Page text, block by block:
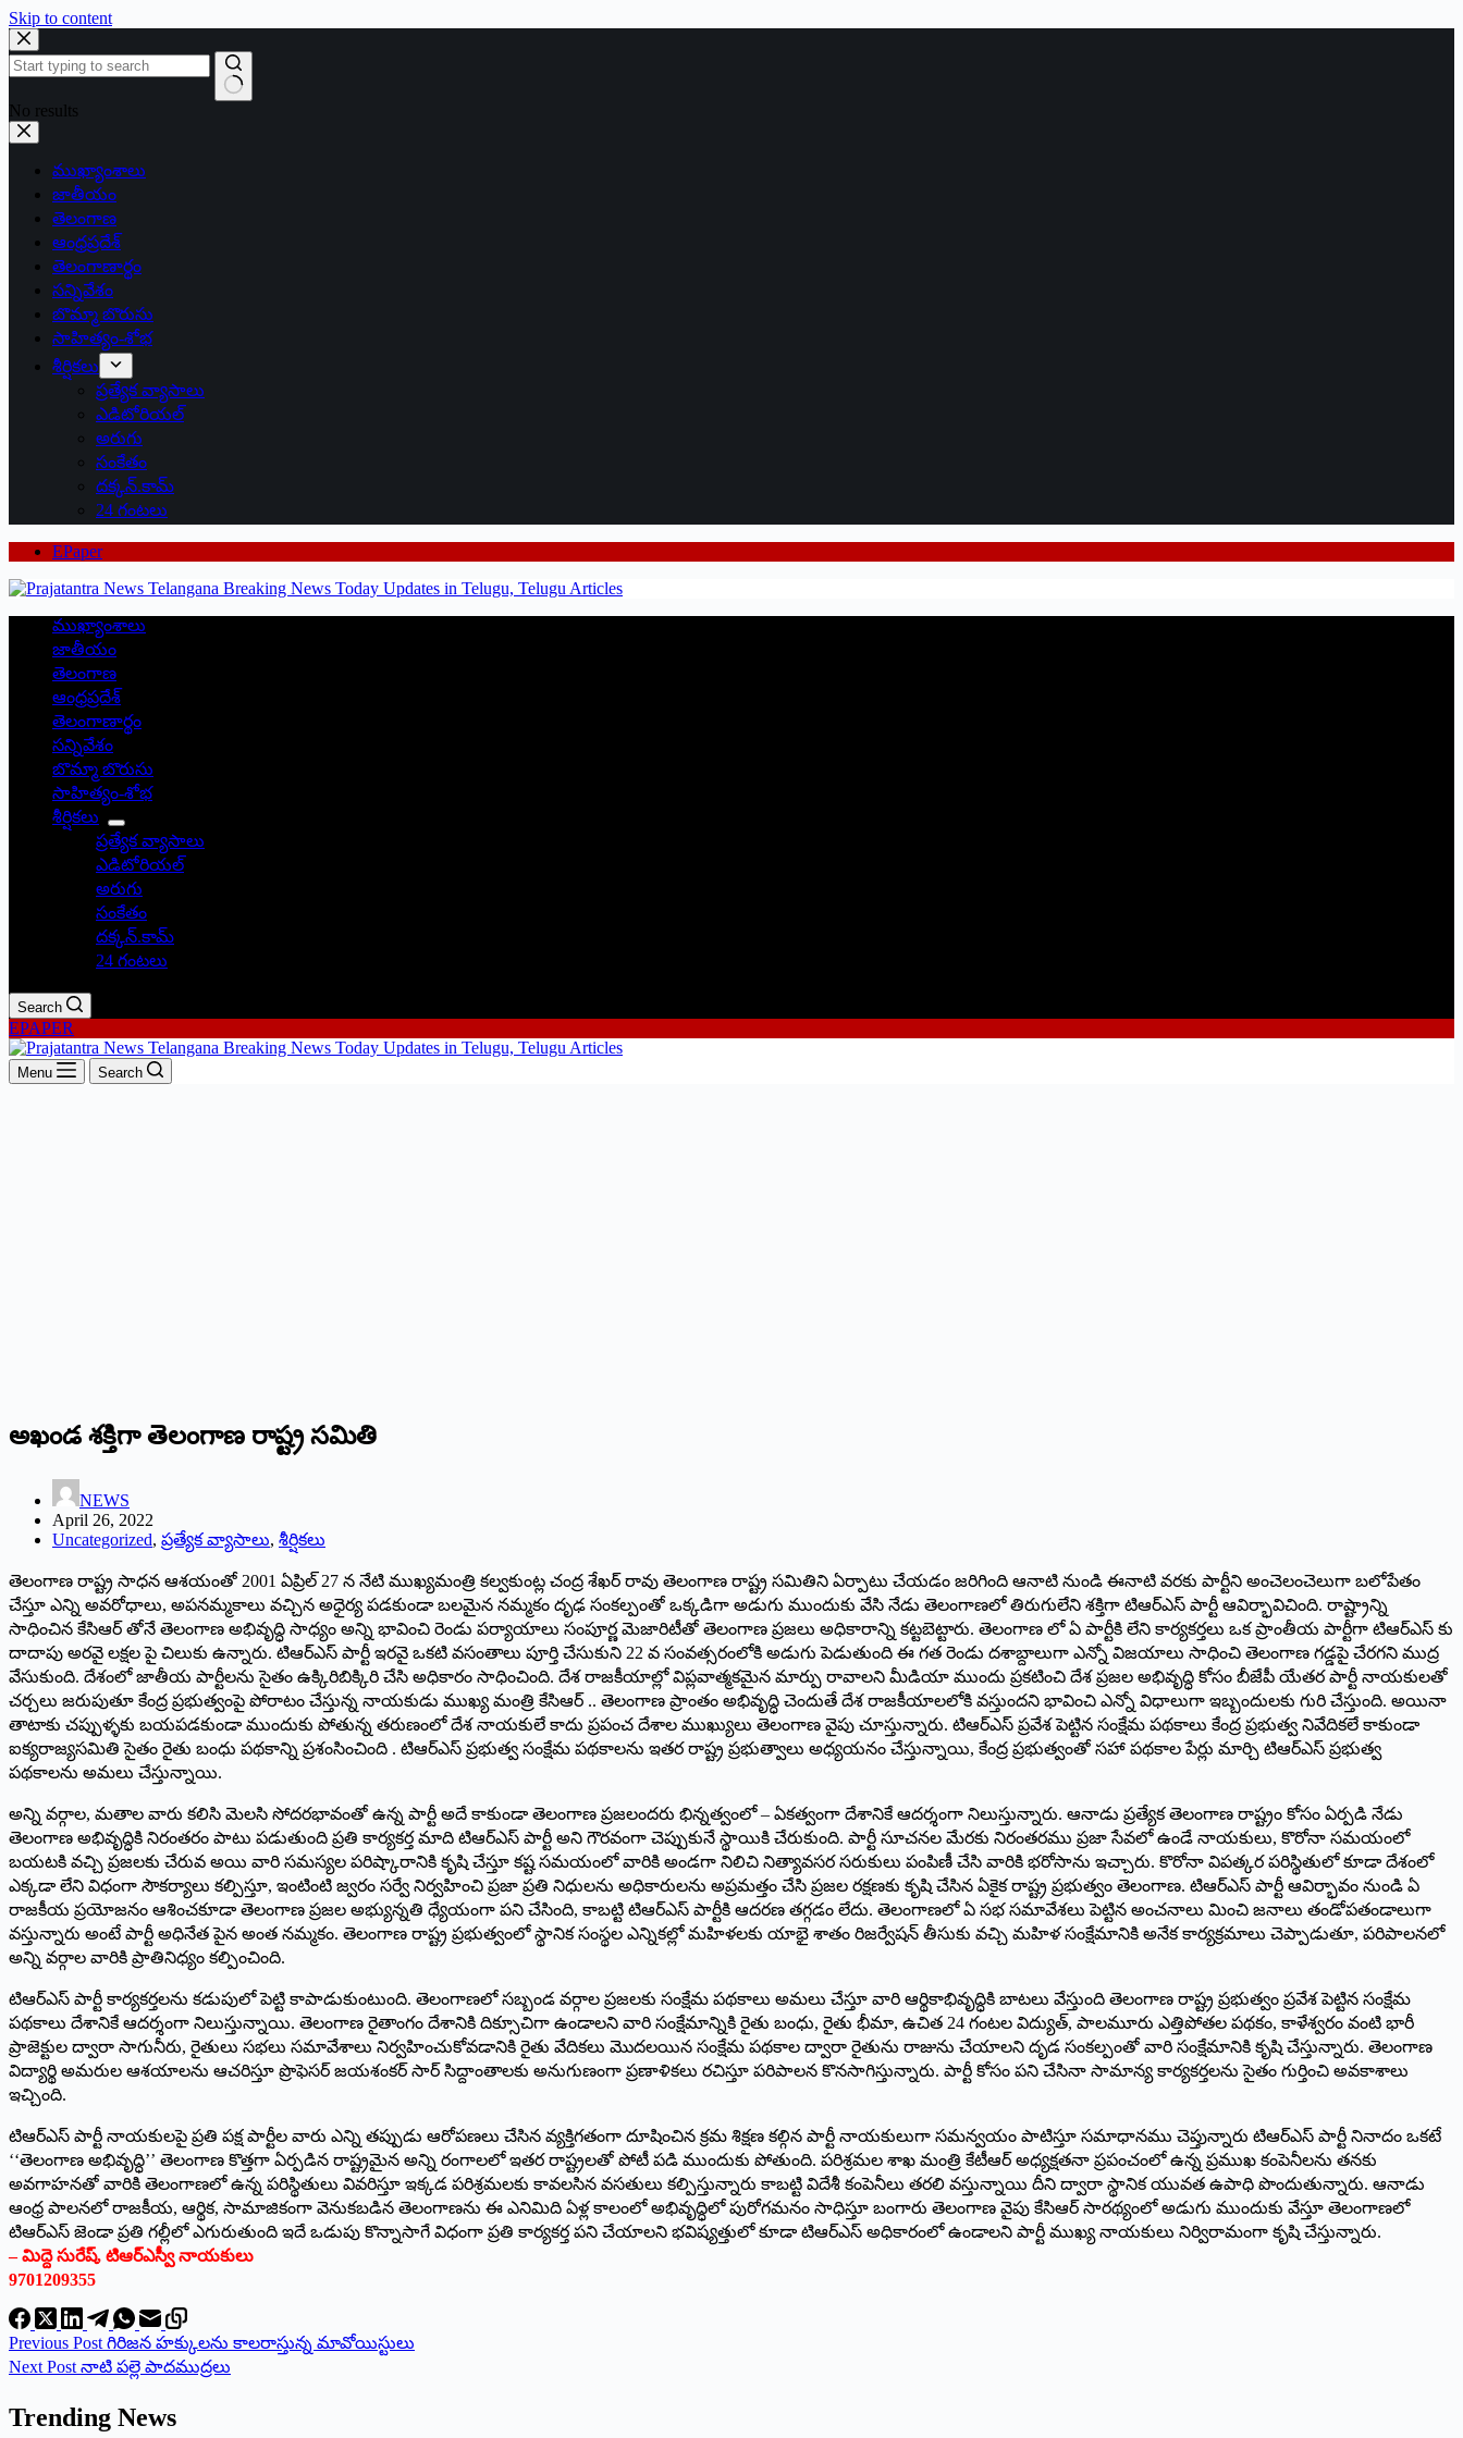
Skip to content
No results
ముఖ్యాంశాలు
జాతీయం
తెలంగాణ
ఆంధ్రప్రదేశ్
తెలంగాణార్థం
సన్నివేశం
బొమ్మా బొరుసు
సాహిత్యం-శోభ
శీర్షికలు
ప్రత్యేక వ్యాసాలు
ఎడిటోరియల్
అరుగు
సంకేతం
దక్కన్.కామ్
24 గంటలు
EPaper
ముఖ్యాంశాలు
జాతీయం
తెలంగాణ
ఆంధ్రప్రదేశ్
తెలంగాణార్థం
సన్నివేశం
బొమ్మా బొరుసు
సాహిత్యం-శోభ
శీర్షికలు
ప్రత్యేక వ్యాసాలు
ఎడిటోరియల్
అరుగు
సంకేతం
దక్కన్.కామ్
24 గంటలు
Search
EPAPER
Menu Search
అఖండ శక్తిగా తెలంగాణ రాష్ట్ర సమితి
NEWS
April 26, 2022
Uncategorized, ప్రత్యేక వ్యాసాలు, శీర్షికలు
తెలంగాణ రాష్ట్ర సాధన ఆశయంతో 2001 ఏప్రిల్‌ 27 ‌న నేటి ముఖ్యమంత్రి కల్వకుంట్ల చంద్ర శేఖర్‌ ‌రావు తెలంగాణ రాష్ట్ర సమితిని ఏర్పాటు చేయడం జరిగింది ఆనాటి నుండి ఈనాటి వరకు పార్టీని అంచెలంచెలుగా బలోపేతం
చేస్తూ ఎన్ని అవరోధాలు, అపనమ్మకాలు వచ్చిన అధైర్య పడకుండా బలమైన నమ్మకం దృఢ సంకల్పంతో ఒక్కడిగా అడుగు ముందుకు వేసి నేడు తెలంగాణలో తిరుగులేని శక్తిగా టిఆర్‌ఎస్‌ ‌పార్టీ ఆవిర్భావిచింది. రాష్ట్రాన్ని
సాధించిన కేసిఆర్‌ ‌తోనే తెలంగాణ అభివృద్ధి సాధ్యం అన్ని భావించి రెండు పర్యాయాలు సంపూర్ణ మెజారిటీతో తెలంగాణ ప్రజలు అధికారాన్ని కట్టబెట్టారు. తెలంగాణ లో ఏ పార్టీకి లేని కార్యకర్తలు ఒక ప్రాంతీయ పార్టీగా టిఆర్‌ఎస్‌ ‌కు
దాదాపు అరవై లక్షల పై చిలుకు ఉన్నారు. టిఆర్‌ఎస్‌ ‌పార్టీ ఇరవై ఒకటి వసంతాలు పూర్తి చేసుకుని 22 వ సంవత్సరంలోకి అడుగు పెడుతుంది ఈ గత రెండు దశాబ్దాలుగా ఎన్నో విజయాలు సాధించి తెలంగాణ గడ్డపై చేరగని ముద్ర
వేసుకుంది. దేశంలో జాతీయ పార్టీలను సైతం ఉక్కిరిబిక్కిరి చేసి అధికారం సాధించింది. దేశ రాజకీయాల్లో విప్లవాత్మకమైన మార్పు రావాలని మీడియా ముందు ప్రకటించి దేశ ప్రజల అభివృద్ధి కోసం బీజేపీ యేతర పార్టీ నాయకులతో
చర్చలు జరుపుతూ కేంద్ర ప్రభుత్వంపై పోరాటం చేస్తున్న నాయకుడు ముఖ్య మంత్రి కేసిఆర్‌ .. ‌తెలంగాణ ప్రాంతం అభివృద్ధి చెందుతే దేశ రాజకీయాలలోకి వస్తుందని భావించి ఎన్నో విధాలుగా ఇబ్బందులకు గురి చేస్తుంది. అయినా
తాటాకు చప్పుళ్ళకు బయపడకుండా ముందుకు పోతున్న తరుణంలో దేశ నాయకులే కాదు ప్రపంచ దేశాల ముఖ్యులు తెలంగాణ వైపు చూస్తున్నారు. టిఆర్‌ఎస్‌ ‌ప్రవేశ పెట్టిన సంక్షేమ పథకాలు కేంద్ర ప్రభుత్వ నివేదికలే కాకుండా
ఐక్యరాజ్యసమితి సైతం రైతు బంధు పథకాన్ని ప్రశంసించింది . టిఆర్‌ఎస్‌ ‌ప్రభుత్వ సంక్షేమ పథకాలను ఇతర రాష్ట్ర ప్రభుత్వాలు అధ్యయనం చేస్తున్నాయి, కేంద్ర ప్రభుత్వంతో సహా పథకాల పేర్లు మార్చి టిఆర్‌ఎస్‌ ‌ప్రభుత్వ
పథకాలను అమలు చేస్తున్నాయి.
అన్ని వర్గాల, మతాల వారు కలిసి మెలసి సోదరభావంతో ఉన్న పార్టీ అదే కాకుండా తెలంగాణ ప్రజలందరు భిన్నత్వంలో – ఏకత్వంగా దేశానికే ఆదర్శంగా నిలుస్తున్నారు. ఆనాడు ప్రత్యేక తెలంగాణ రాష్ట్రం కోసం ఏర్పడి నేడు
తెలంగాణ అభివృద్ధికి నిరంతరం పాటు పడుతుంది ప్రతి కార్యకర్త మాది టిఆర్‌ఎస్‌ ‌పార్టీ అని గౌరవంగా చెప్పుకునే స్థాయికి చేరుకుంది. పార్టీ సూచనల మేరకు నిరంతరము ప్రజా సేవలో ఉండే నాయకులు, కొరోనా సమయంలో
బయటకి వచ్చి ప్రజలకు చేరువ అయి వారి సమస్యల పరిష్కారానికి కృషి చేస్తూ కష్ట సమయంలో వారికి అండగా నిలిచి నిత్యావసర సరుకులు పంపిణీ చేసి వారికి భరోసాను ఇచ్చారు. కొరోనా విపత్కర పరిస్థితులో కూడా దేశంలో
ఎక్కడా లేని విధంగా సౌకర్యాలు కల్పిస్తూ, ఇంటింటి జ్వరం సర్వే నిర్వహించి ప్రజా ప్రతి నిధులను అధికారులను అప్రమత్తం చేసి ప్రజల రక్షణకు కృషి చేసిన ఏకైక రాష్ట్ర ప్రభుత్వం తెలంగాణ. టిఆర్‌ఎస్‌ ‌పార్టీ ఆవిర్భావం నుండి ఏ
రాజకీయ ప్రయోజనం ఆశించకూడా తెలంగాణ ప్రజల అభ్యున్నతి ధ్యేయంగా పని చేసింది, కాబట్టి టిఆర్‌ఎస్‌ ‌పార్టీకి ఆదరణ తగ్గడం లేదు. తెలంగాణలో ఏ సభ సమావేశలు పెట్టిన అంచనాలు మించి జనాలు తండోపతండాలుగా
వస్తున్నారు అంటే పార్టీ అధినేత పైన అంత నమ్మకం. తెలంగాణ రాష్ట్ర ప్రభుత్వంలో స్థానిక సంస్థల ఎన్నికల్లో మహిళలకు యాభై శాతం రిజర్వేషన్‌ ‌తీసుకు వచ్చి మహిళ సంక్షేమానికి అనేక కార్యక్రమాలు చెప్పాడుతూ, పరిపాలనలో
అన్ని వర్గాల వారికి ప్రాతినిధ్యం కల్పించింది.
టిఆర్‌ఎస్‌ ‌పార్టీ కార్యకర్తలను కడుపులో పెట్టి కాపాడుకుంటుంది. తెలంగాణలో సబ్బండ వర్గాల ప్రజలకు సంక్షేమ పథకాలు అమలు చేస్తూ వారి ఆర్థికాభివృద్ధికి బాటలు వేస్తుంది తెలంగాణ రాష్ట్ర ప్రభుత్వం ప్రవేశ పెట్టిన సంక్షేమ
పథకాలు దేశానికే ఆదర్శంగా నిలుస్తున్నాయి. తెలంగాణ రైతాంగం దేశానికి దిక్సూచిగా ఉండాలని వారి సంక్షేమాన్నికి రైతు బంధు, రైతు భీమా, ఉచిత 24 గంటల విద్యుత్‌, ‌పాలమూరు ఎత్తిపోతల పథకం, కాళేశ్వరం వంటి భారీ
ప్రాజెక్టుల ద్వారా సాగునీరు, రైతులు సభలు సమావేశాలు నిర్వహించుకోవడానికి రైతు వేదికలు మొదలయిన సంక్షేమ పథకాల ద్వారా రైతును రాజును చేయాలని దృడ సంకల్పంతో వారి సంక్షేమానికి కృషి చేస్తున్నారు. తెలంగాణ
విద్యార్థి అమరుల ఆశయాలను ఆచరిస్తూ ప్రొఫెసర్‌ ‌జయశంకర్‌ ‌సార్‌ ‌సిద్దాంతాలకు అనుగుణంగా ప్రణాళికలు రచిస్తూ పరిపాలన కొనసాగిస్తున్నారు. పార్టీ కోసం పని చేసినా సామాన్య కార్యకర్తలను సైతం గుర్తించి అవకాశాలు
ఇచ్చింది.
టిఆర్‌ఎస్‌ ‌పార్టీ నాయకులపై ప్రతి పక్ష పార్టీల వారు ఎన్ని తప్పుడు ఆరోపణలు చేసిన వ్యక్తిగతంగా దూషించిన క్రమ శిక్షణ కల్గిన పార్టీ నాయకులుగా సమన్వయం పాటిస్తూ సమాధానము చెప్తున్నారు టిఆర్‌ఎస్‌ ‌పార్టీ నినాదం ఒకటే
‘‘తెలంగాణ అభివృద్ధి’’ తెలంగాణ కొత్తగా ఏర్పడిన రాష్ట్రమైన అన్ని రంగాలలో ఇతర రాష్ట్రలతో పోటీ పడి ముందుకు పోతుంది. పరిశ్రమల శాఖ మంత్రి కేటీఆర్‌ అధ్యక్షతనా ప్రపంచంలో ఉన్న ప్రముఖ కంపెనీలను తనకు
అవగాహనతో వారికి తెలంగాణలో ఉన్న పరిస్థితులు వివరిస్తూ ఇక్కడ పరిశ్రమలకు కావలసిన వసతులు కల్పిస్తున్నారు కాబట్టి విదేశీ కంపెనీలు తరలి వస్తున్నాయి దీని ద్వారా స్థానిక యువత ఉపాధి పొందుతున్నారు. ఆనాడు
ఆంధ్ర పాలనలో రాజకీయ, ఆర్థిక, సామాజికంగా వెనుకబడిన తెలంగాణను ఈ ఎనిమిది ఏళ్ల కాలంలో అభివృద్ధిలో పురోగమనం సాధిస్తూ బంగారు తెలంగాణ వైపు కేసిఆర్‌ ‌సారథ్యంలో అడుగు ముందుకు వేస్తూ తెలంగాణలో
టిఆర్‌ఎస్‌ ‌జెండా ప్రతి గల్లీలో ఎగురుతుంది ఇదే ఒడుపు కొన్నాసాగే విధంగా ప్రతి కార్యకర్త పని చేయాలని భవిష్యత్తులో కూడా టిఆర్‌ఎస్‌ అధికారంలో ఉండాలని పార్టీ ముఖ్య నాయకులు నిర్విరామంగా కృషి చేస్తున్నారు.
– మిద్దె సురేష్‌, ‌టిఆర్‌ఎస్వీ నాయకులు
9701209355
Previous Post గిరిజన హక్కులను కాలరాస్తున్న మావోయిస్టులు
Next Post ‌నాటి పల్లె పాదముద్రలు
Trending News